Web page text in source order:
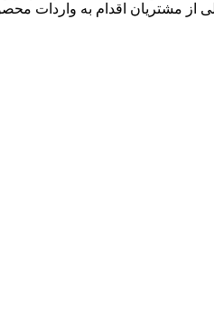
از مشتریان اقدام به واردات